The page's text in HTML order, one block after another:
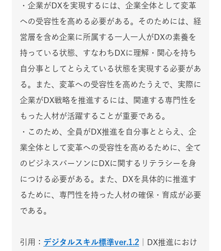
・企業がDXを実現するには、企業全体として変革
への受容性を高める必要がある。そのためには、経
営層を含め企業に所属する一人一人がDXの素養を
持っている状態、すなわちDXに理解・関心を持ち
自分事としてとらえている状態を実現する必要があ
る。また、変革への受容性を高めたうえで、実際に
企業がDX戦略を推進するには、関連する専門性を
もった人材が活躍することが重要である。
・このため、全員がDX推進を自分事ととらえ、企
業全体として変革への受容性を高めるために、全て
のビジネスパーソンにDXに関するリテラシーを身
につける必要がある。また、DXを具体的に推進す
るために、専門性を持った人材の確保・育成が必要
である。
引用： デジタルスキル標準ver.1.2 ｜DX推進におけ